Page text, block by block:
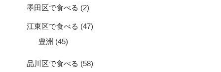
墨田区で食べる (2)
江東区で食べる (47)
豊洲 (45)
品川区で食べる (58)